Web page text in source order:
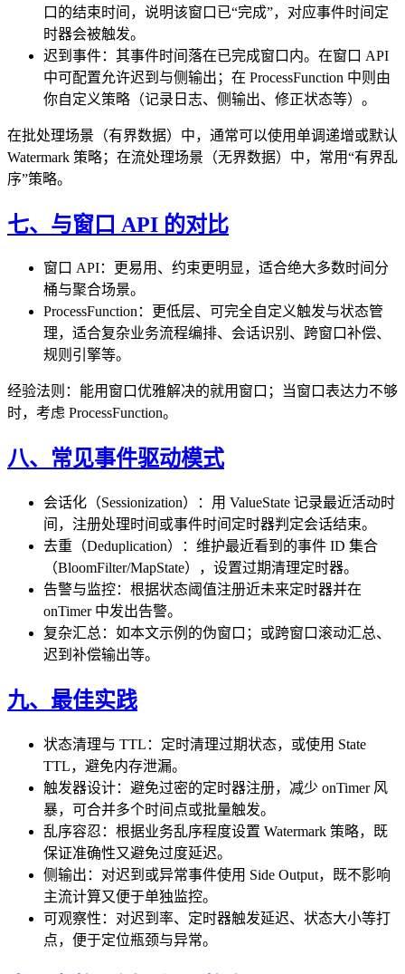
口的结束时间，说明该窗口已“完成”，对应事件时间定
时器会被触发。
迟到事件：其事件时间落在已完成窗口内。在窗口 API
中可配置允许迟到与侧输出；在 ProcessFunction 中则由
你自定义策略（记录日志、侧输出、修正状态等）。
在批处理场景（有界数据）中，通常可以使用单调递增或默认
Watermark 策略；在流处理场景（无界数据）中，常用“有界乱
序”策略。
七、与窗口 API 的对比
窗口 API：更易用、约束更明显，适合绝大多数时间分
桶与聚合场景。
ProcessFunction：更低层、可完全自定义触发与状态管
理，适合复杂业务流程编排、会话识别、跨窗口补偿、
规则引擎等。
经验法则：能用窗口优雅解决的就用窗口；当窗口表达力不够
时，考虑 ProcessFunction。
八、常见事件驱动模式
会话化（Sessionization）：用 ValueState 记录最近活动时
间，注册处理时间或事件时间定时器判定会话结束。
去重（Deduplication）：维护最近看到的事件 ID 集合
（BloomFilter/MapState），设置过期清理定时器。
告警与监控：根据状态阈值注册近未来定时器并在
onTimer 中发出告警。
复杂汇总：如本文示例的伪窗口；或跨窗口滚动汇总、
迟到补偿输出等。
九、最佳实践
状态清理与 TTL：定时清理过期状态，或使用 State
TTL，避免内存泄漏。
触发器设计：避免过密的定时器注册，减少 onTimer 风
暴，可合并多个时间点或批量触发。
乱序容忍：根据业务乱序程度设置 Watermark 策略，既
保证准确性又避免过度延迟。
侧输出：对迟到或异常事件使用 Side Output，既不影响
主流计算又便于单独监控。
可观察性：对迟到率、定时器触发延迟、状态大小等打
点，便于定位瓶颈与异常。